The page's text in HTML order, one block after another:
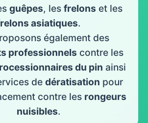
guêpes, les frelons et les
asiatiques.
également des
professionnels contre les
du pin ainsi
de dératisation pour
contre les rongeurs
nuisibles.